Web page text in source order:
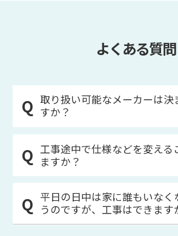
よくある質問
取り扱い可能なメーカーは決
すか？
工事途中で仕様などを変える
ますか？
平日の日中は家に誰もいなく
うのですが、工事はできます